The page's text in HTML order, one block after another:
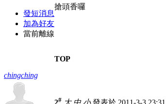
發短消息
加為好友
當前離線
搶頭香囉
TOP
chingching
2# 大 中 小發表於 2011-3-3 23:31